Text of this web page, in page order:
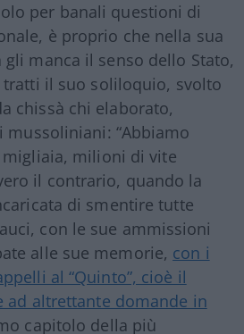
per banali questioni di
è proprio che nella sua
manca il senso dello Stato,
tratti il suo soliloquio, svolto
chissà chi elaborato,
“Abbiamo
milioni di vite
il contrario, quando la
di smentire tutte
con le sue ammissioni
alle sue memorie, con i
al “Quinto”, cioè il
altrettante domande in
capitolo della più